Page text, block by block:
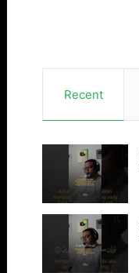
Recent